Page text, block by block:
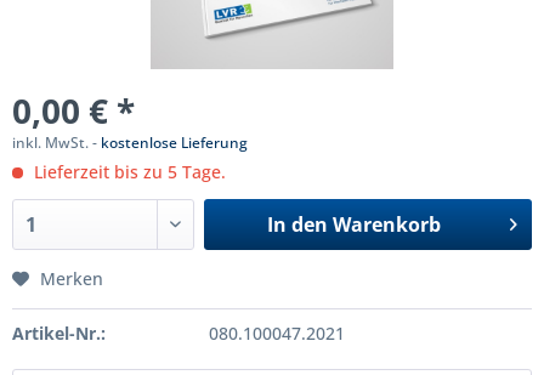
0,00 € *
inkl. MwSt. - kostenlose Lieferung
Lieferzeit bis zu 5 Tage.
In den Warenkorb
Merken
Artikel-Nr.: 080.100047.2021